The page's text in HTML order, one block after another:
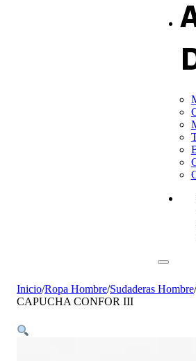
Inicio/Ropa Hombre/Sudaderas Hombre/
CAPUCHA CONFOR III